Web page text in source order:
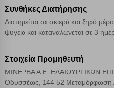
Συνθήκες Διατήρησης
Διατηρείται σε σκιερό και ξηρό
ψυγείο και καταναλώνεται σε 3
Στοιχεία Προμηθευτή
ΜΙΝΕΡΒΑ Α.Ε. ΕΛΑΙΟΥΡΓΙΚΩΝ
Οδυσσέως, 144 52 Μεταμόρφωση